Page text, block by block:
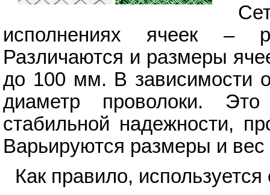
исполнениях ячеек –
Различаются и размеры
до 100 мм. В зависимости
диаметр проволоки.
стабильной надежности,
Варьируются размеры и вес
Как правило,